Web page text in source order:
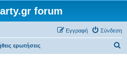
forum
Σύνδεση
Εγγραφή
ερωτήσεις